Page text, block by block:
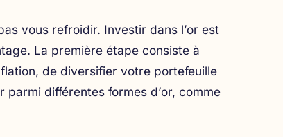
vous refroidir. Investir dans l’or est
La première étape consiste à
de diversifier votre portefeuille
différentes formes d’or, comme